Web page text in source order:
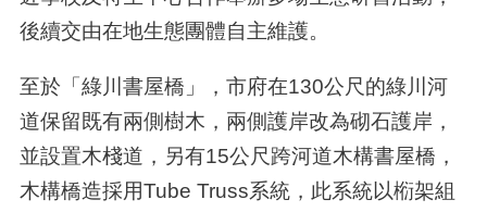
後續交由在地生態團體自主維護。
至於「綠川書屋橋」，市府在130公尺的綠川河
道保留既有兩側樹木，兩側護岸改為砌石護岸，
並設置木棧道，另有15公尺跨河道木構書屋橋，
木構橋造採用Tube Truss系統，此系統以椼架組